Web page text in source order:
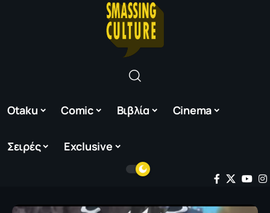
Otaku Comic Βιβλία Cinema
Σειρές Exclusive